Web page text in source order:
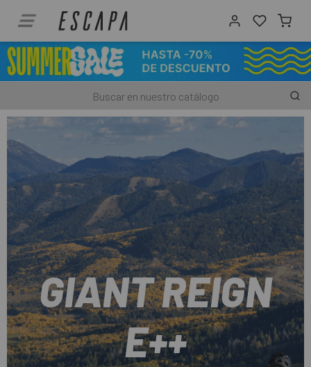
GIANT REIGN
E++